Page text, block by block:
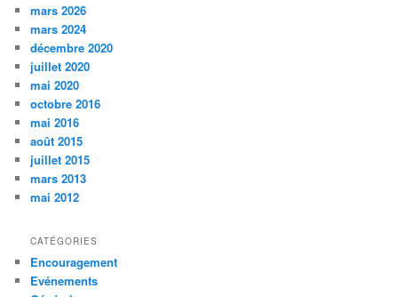
mars 2026
mars 2024
décembre 2020
juillet 2020
mai 2020
octobre 2016
mai 2016
août 2015
juillet 2015
mars 2013
mai 2012
CATÉGORIES
Encouragement
Evénements